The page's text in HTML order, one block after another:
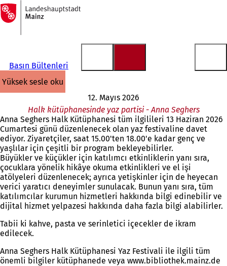
İçeriğe atla
Ana
sayfaya
Basın Bültenleri
yüksek sesle oku
12. Mayıs 2026
Halk kütüphanesinde yaz partisi - Anna Seghers
Anna Seghers Halk Kütüphanesi tüm ilgilileri 13 Haziran 2026
Cumartesi günü düzenlenecek olan yaz festivaline davet
ediyor. Ziyaretçiler, saat 15.00'ten 18.00'e kadar genç ve
yaşlılar için çeşitli bir program bekleyebilirler.
Büyükler ve küçükler için katılımcı etkinliklerin yanı sıra,
çocuklara yönelik hikâye okuma etkinlikleri ve el işi
atölyeleri düzenlenecek; ayrıca yetişkinler için de heyecan
verici yaratıcı deneyimler sunulacak. Bunun yanı sıra, tüm
katılımcılar kurumun hizmetleri hakkında bilgi edinebilir ve
dijital hizmet yelpazesi hakkında daha fazla bilgi alabilirler.
Tabii ki kahve, pasta ve serinletici içecekler de ikram
edilecek.
Anna Seghers Halk Kütüphanesi Yaz Festivali ile ilgili tüm
önemli bilgiler kütüphanede veya www.bibliothek.mainz.de